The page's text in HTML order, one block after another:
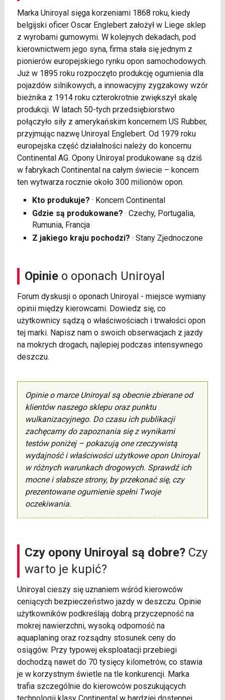
Marka Uniroyal sięga korzeniami 1868 roku, kiedy
belgijski oficer Oscar Englebert założył w Liege sklep
z wyrobami gumowymi. W kolejnych dekadach, pod
kierownictwem jego syna, firma stała się jednym z
pionierów europejskiego rynku opon samochodowych.
Już w 1895 roku rozpoczęto produkcję ogumienia dla
pojazdów silnikowych, a innowacyjny zygzakowy wzór
bieżnika z 1914 roku czterokrotnie zwiększył skalę
produkcji. W latach 50-tych przedsiębiorstwo
połączyło siły z amerykańskim koncernem US Rubber,
przyjmując nazwę Uniroyal Englebert. Od 1979 roku
europejska część działalności należy do koncernu
Continental AG. Opony Uniroyal produkowane są dziś
w fabrykach Continental na całym świecie – koncern
ten wytwarza rocznie około 300 milionów opon.
Kto produkuje? · Koncern Continental
Gdzie są produkowane? · Czechy, Portugalia,
Rumunia, Francja
Z jakiego kraju pochodzi? · Stany Zjednoczone
Opinieo oponach Uniroyal
Forum dyskusji o oponach Uniroyal - miejsce wymiany
opinii między kierowcami. Dowiedz się, co
użytkownicy sądzą o właściwościach i trwałości opon
tej marki. Napisz nam o swoich obserwacjach z jazdy
na mokrych drogach, najlepiej podczas intensywnego
deszczu.
Opinie o marce Uniroyal są obecnie zbierane od
klientów naszego sklepu oraz punktu
wulkanizacyjnego. Do czasu ich publikacji
zachęcamy do zapoznania się z wynikami
testów poniżej – pokazują one rzeczywistą
wydajność i właściwości użytkowe opon Uniroyal
w różnych warunkach drogowych. Sprawdź ich
mocne i słabsze strony, by przekonać się, czy
prezentowane ogumienie spełni Twoje
oczekiwania.
Czy opony Uniroyal są dobre?Czy
warto je kupić?
Uniroyal cieszy się uznaniem wśród kierowców
ceniących bezpieczeństwo jazdy w deszczu. Opinie
użytkowników podkreślają dobrą przyczepność na
mokrej nawierzchni, wysoką odporność na
aquaplaning oraz rozsądny stosunek ceny do
osiągów. Przy typowej eksploatacji przebiegi
dochodzą nawet do 70 tysięcy kilometrów, co stawia
je w korzystnym świetle na tle konkurencji. Marka
trafia szczególnie do kierowców poszukujących
technologii klasy Continental w bardziej dostępnej